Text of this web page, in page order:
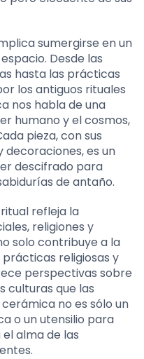
sumergirse en un
Desde las
hasta las prácticas
los antiguos rituales
nos habla de una
humano y el cosmos,
pieza, con sus
es un
descifrado para
de antaño.
refleja la
religiones y
solo contribuye a la
religiosas y
perspectivas sobre
culturas que las
no es sólo un
o un utensilio para
alma de las